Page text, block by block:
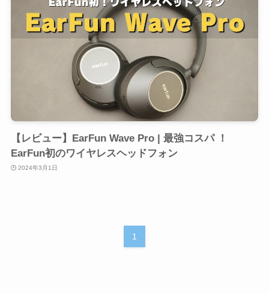
【レビュー】EarFun Wave Pro | 最強コスパ ！
EarFun初のワイヤレスヘッドフォン
2024年3月1日
1